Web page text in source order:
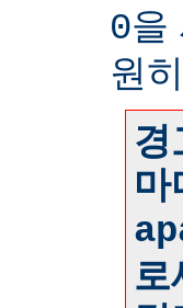
0을
원
경
마
로